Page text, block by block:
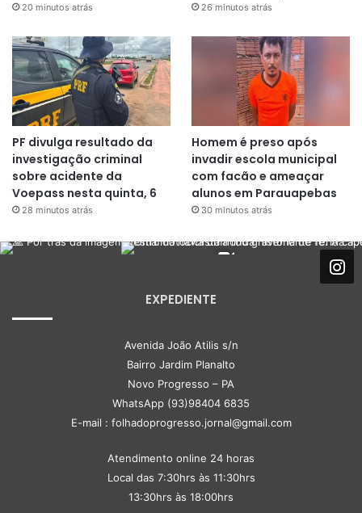
20 minutos atrás 26 minutos atrás
PF divulga resultado da
investigação criminal
sobre acidente da
Voepass nesta quinta, 6
28 minutos atrás
Homem é preso após
invadir escola municipal
com facão e ameaçar
alunos em Parauapebas
30 minutos atrás
EXPEDIENTE
Avenida João Atilis s/n
Bairro Jardim Planalto
Novo Progresso – PA
WhatsApp (93)98404 6835
E-mail : folhadoprogresso.jornal@gmail.com
Atendimento online 24 horas
Local das 7:30hrs às 11:30hrs
13:30hrs às 18:00hrs